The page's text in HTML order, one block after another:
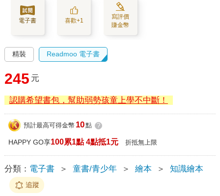
電子書 喜歡+1
寫評價
賺金幣
精裝 Readmoo 電子書
245 元
認購希望書包，幫助弱勢孩童上學不中斷！
預計最高可得金幣 10點 ?
HAPPY GO享100累1點 4點抵1元 折抵無上限
分類： 電子書 ＞ 童書/青少年 ＞ 繪本 ＞ 知識繪本
追蹤